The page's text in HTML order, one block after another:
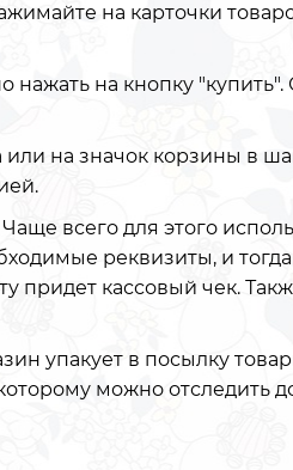
на карточки
на кнопку
на значок корзины в
всего для этого
реквизиты, и
придет кассовый чек.
упакует в посылку
можно отследить